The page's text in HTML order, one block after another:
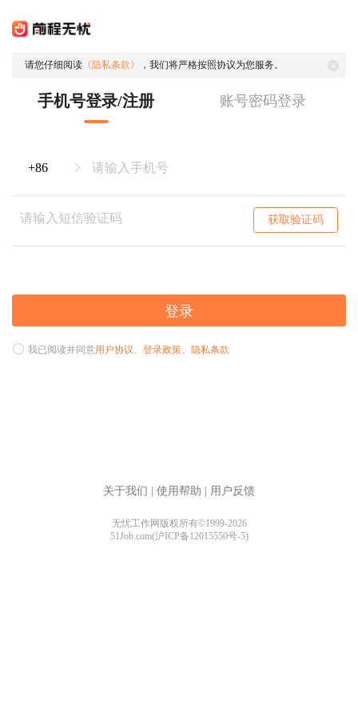
请您仔细阅读 《隐私条款》 ，我们将严格按照协议为您服务。
手机号登录/注册 账号密码登录
获取验证码
登录
我已阅读并同意用户协议、 登录政策、 隐私条款
关于我们 使用帮助 用户反馈
无忧工作网版权所有©1999-2026
51Job.com(沪ICP备12015550号-5)